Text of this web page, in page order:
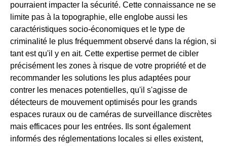
pourraient impacter la sécurité. Cette connaissance ne se
limite pas à la topographie, elle englobe aussi les
caractéristiques socio-économiques et le type de
criminalité le plus fréquemment observé dans la région, si
tant est qu'il y en ait. Cette expertise permet de cibler
précisément les zones à risque de votre propriété et de
recommander les solutions les plus adaptées pour
contrer les menaces potentielles, qu'il s'agisse de
détecteurs de mouvement optimisés pour les grands
espaces ruraux ou de caméras de surveillance discrètes
mais efficaces pour les entrées. Ils sont également
informés des réglementations locales si elles existent,